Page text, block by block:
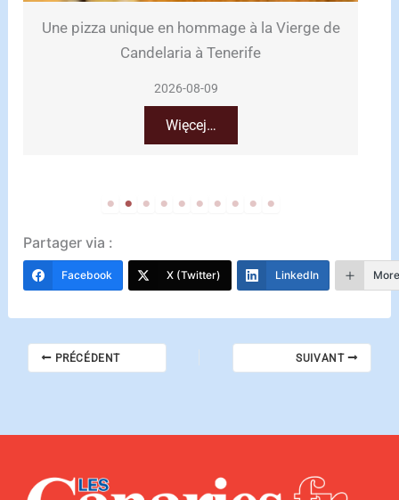
Vierge de
Un requin aperçu avant un
d’apnée à Tenerife
Partager via :
Facebook X (Twitter) LinkedIn
PRÉCÉDENT SUIVANT